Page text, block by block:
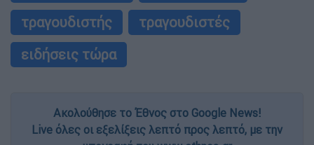
τραγουδιστής
τραγουδιστές
ειδήσεις τώρα
Ακολούθησε το Έθνος στο Google News!
Live όλες οι εξελίξεις λεπτό προς λεπτό, με την